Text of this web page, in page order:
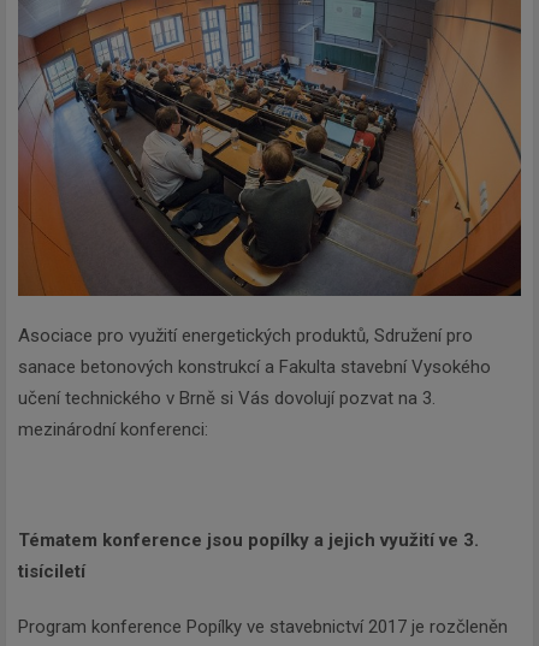
Asociace pro využití energetických produktů, Sdružení pro
sanace betonových konstrukcí a Fakulta stavební Vysokého
učení technického v Brně si Vás dovolují pozvat na 3.
mezinárodní konferenci:
Tématem konference jsou popílky a jejich využití ve 3.
tisíciletí
Program konference Popílky ve stavebnictví 2017 je rozčleněn